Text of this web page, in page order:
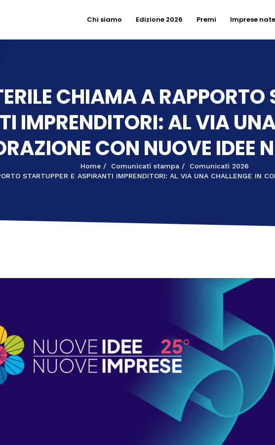
Chi siamo Edizione 2026 Premi Imprese nate
CHIAMA A RAPPORTO
IMPRENDITORI: AL VIA
CON NUOVE IDEE
Home Comunicati stampa
Comunicati 2026
STARTUPPER E ASPIRANTI IMPRENDITORI: AL VIA UNA CHALLENGE IN